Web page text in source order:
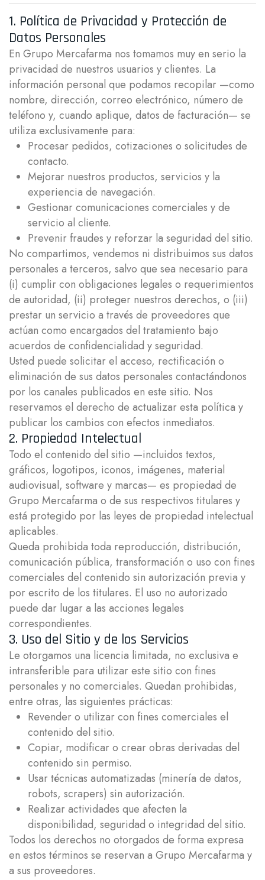
1. Política de Privacidad y Protección de
Datos Personales
En Grupo Mercafarma nos tomamos muy en serio la
privacidad de nuestros usuarios y clientes. La
información personal que podamos recopilar —como
nombre, dirección, correo electrónico, número de
teléfono y, cuando aplique, datos de facturación— se
utiliza exclusivamente para:
Procesar pedidos, cotizaciones o solicitudes de
contacto.
Mejorar nuestros productos, servicios y la
experiencia de navegación.
Gestionar comunicaciones comerciales y de
servicio al cliente.
Prevenir fraudes y reforzar la seguridad del sitio.
No compartimos, vendemos ni distribuimos sus datos
personales a terceros, salvo que sea necesario para
(i) cumplir con obligaciones legales o requerimientos
de autoridad, (ii) proteger nuestros derechos, o (iii)
prestar un servicio a través de proveedores que
actúan como encargados del tratamiento bajo
acuerdos de confidencialidad y seguridad.
Usted puede solicitar el acceso, rectificación o
eliminación de sus datos personales contactándonos
por los canales publicados en este sitio. Nos
reservamos el derecho de actualizar esta política y
publicar los cambios con efectos inmediatos.
2. Propiedad Intelectual
Todo el contenido del sitio —incluidos textos,
gráficos, logotipos, iconos, imágenes, material
audiovisual, software y marcas— es propiedad de
Grupo Mercafarma o de sus respectivos titulares y
está protegido por las leyes de propiedad intelectual
aplicables.
Queda prohibida toda reproducción, distribución,
comunicación pública, transformación o uso con fines
comerciales del contenido sin autorización previa y
por escrito de los titulares. El uso no autorizado
puede dar lugar a las acciones legales
correspondientes.
3. Uso del Sitio y de los Servicios
Le otorgamos una licencia limitada, no exclusiva e
intransferible para utilizar este sitio con fines
personales y no comerciales. Quedan prohibidas,
entre otras, las siguientes prácticas:
Revender o utilizar con fines comerciales el
contenido del sitio.
Copiar, modificar o crear obras derivadas del
contenido sin permiso.
Usar técnicas automatizadas (minería de datos,
robots, scrapers) sin autorización.
Realizar actividades que afecten la
disponibilidad, seguridad o integridad del sitio.
Todos los derechos no otorgados de forma expresa
en estos términos se reservan a Grupo Mercafarma y
a sus proveedores.